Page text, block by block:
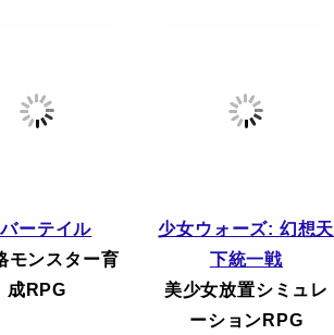
ーテイル
モンスター育
成RPG
少女ウォーズ: 幻想天
下統一戦
美少女放置シミュレ
ーションRPG